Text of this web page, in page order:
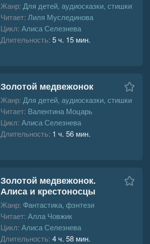
Жанр: Для детей, аудиосказки, стишки
Читает: Лиля Муслединова
Цикл: Алиса Селезнева
Длительность: 5 ч. 15 мин.
Золотой медвежонок
Жанр: Для детей, аудиосказки, стишки
Читает: Валентина Моцарь
Цикл: Алиса Селезнева
Длительность: 1 ч. 56 мин.
Золотой медвежонок.
Алиса и крестоносцы
Жанр: Фантастика, фэнтези
Читает: Алла Човжик
Цикл: Алиса Селезнева
Длительность: 4 ч. 58 мин.